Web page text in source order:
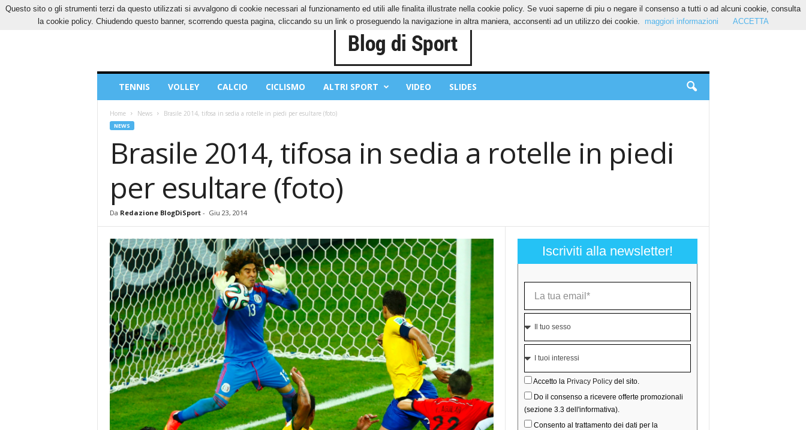
SABATO, 8 AGOSTO 2026 CONTATTI COOKIES PRIVACY POLICY
Sport
TENNIS VOLLEY CALCIO CICLISMO ALTRI SPORT VIDEO SLIDES
Home News Brasile 2014, tifosa in sedia a rotelle in piedi per esultare (foto)
NEWS
Brasile 2014, tifosa in sedia a rotelle in piedi
per esultare (foto)
Da Redazione BlogDiSport- Giu 23, 2014
Iscriviti alla newsletter!
Accetto la Privacy Policydel sito.
Do il consenso a ricevere offerte promozionali
(sezione 3.3 dell'informativa).
Consento al trattamento dei dati per la
Questo sito o gli strumenti terzi da questo utilizzati si avvalgono di cookie necessari al funzionamento ed utili alle finalita illustrate nella cookie policy. Se vuoi saperne di piu o negare il consenso a tutti o ad alcuni cookie, consulta
la cookie policy. Chiudendo questo banner, scorrendo questa pagina, cliccando su un link o proseguendo la navigazione in altra maniera, acconsenti ad un utilizzo dei cookie.
maggiori informazioni ACCETTA